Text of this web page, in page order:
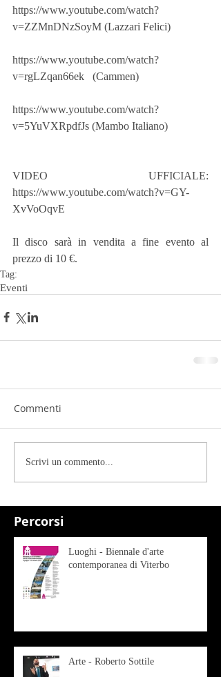
Percorsi
https://www.youtube.com/watch?
v=ZZMnDNzSoyM (Lazzari Felici)
https://www.youtube.com/watch?
v=rgLZqan66ek   (Cammen)
https://www.youtube.com/watch?
v=5YuVXRpdfJs (Mambo Italiano)
VIDEO UFFICIALE:
https://www.youtube.com/watch?v=GY-
XvVoOqvE
Il disco sarà in vendita a fine evento al
prezzo di 10 €.
Tag:
Eventi
Commenti
Scrivi un commento...
Luoghi - Biennale d'arte
contemporanea di Viterbo
Arte - Roberto Sottile